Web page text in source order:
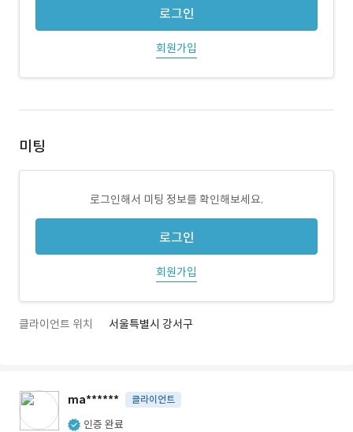
로그인
회원가입
미팅
로그인해서 미팅 정보를 확인해보세요.
로그인
회원가입
클라이언트 위치 서울특별시 강서구
ma****** 클라이언트
인증 완료